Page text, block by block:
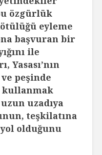
özgürlük
eyleme
başvuran bir
ile
Yasası’nın
peşinde
kullanmak
uzadıya
teşkilatına
olduğunu